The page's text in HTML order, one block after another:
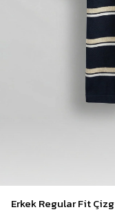
Erkek Regular Fit